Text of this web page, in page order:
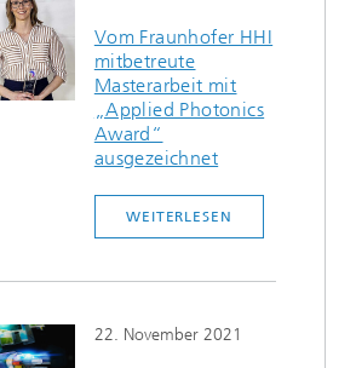
Vom Fraunhofer HHI
mitbetreute
Masterarbeit mit
„Applied Photonics
Award“
ausgezeichnet
WEITERLESEN
22. November 2021